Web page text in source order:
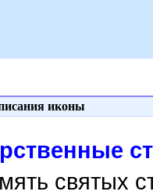
иконы
святых